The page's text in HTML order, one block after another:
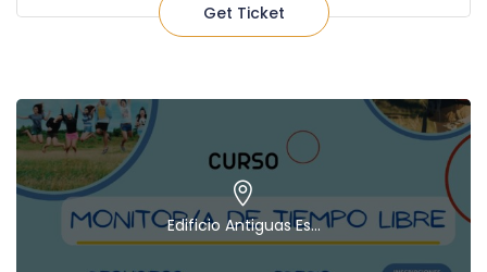
Get Ticket
Edificio Antiguas Es...